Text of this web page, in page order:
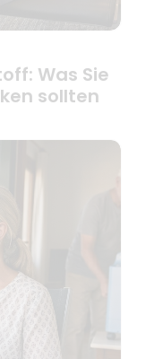
Was Sie
sollten